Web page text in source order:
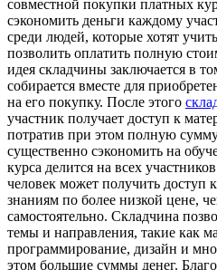
совместной покупки платных
сэкономить деньги каждому
среди людей, которые хотят
позволить оплатить полную
идея складчины заключается в
собирается вместе для
на его покупку. После этого
участник получает доступ к
потратив при этом полную
существенно сэкономить на
курса делится на всех
человек может получить доступ
знаниям по более низкой цене,
самостоятельно. Складчина
темы и направления, такие как
программирование, дизайн и
этом большие суммы денег.